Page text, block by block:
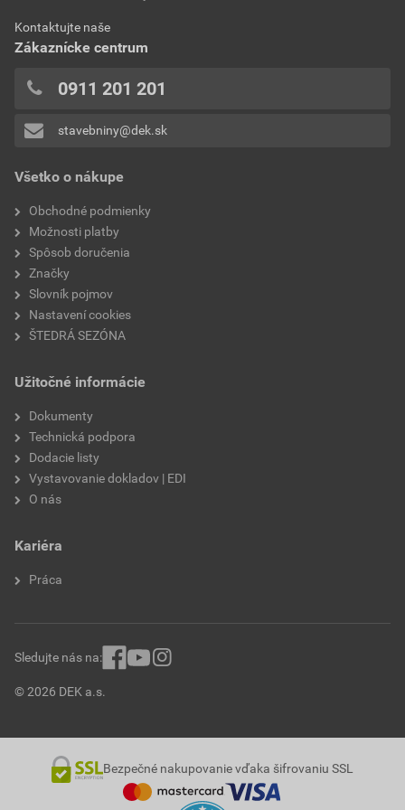
výrobca
typ
Pridávať hodnotenie môže iba prihlásený užívateľ.
Všetko o nákupe
Obchodné podmienky
Možnosti platby
Spôsob doručenia
Značky
Slovník pojmov
Nastavení cookies
ŠTEDRÁ SEZÓNA
Užitočné informácie
Dokumenty
Technická podpora
Dodacie listy
Vystavovanie dokladov | EDI
O nás
Kariéra
Práca
Kontaktujte naše
Zákaznícke centrum
0911 201 201
stavebniny@dek.sk
© 2026 DEK a.s.
Sledujte nás na:
Bezpečné nakupovanie vďaka šifrovaniu SSL